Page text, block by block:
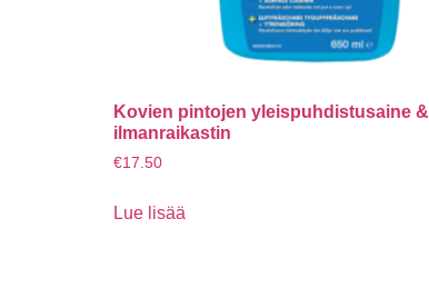
Kovien pintojen yleispuhdistusaine &
ilmanraikastin
€17.50
Lue lisää